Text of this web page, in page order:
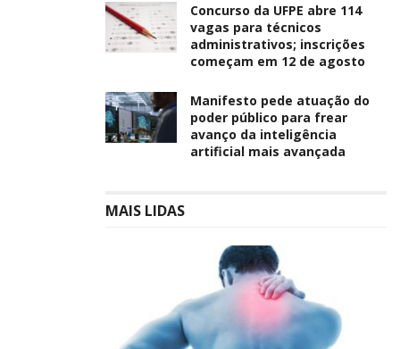
Concurso da UFPE abre 114
vagas para técnicos
administrativos; inscrições
começam em 12 de agosto
Manifesto pede atuação do
poder público para frear
avanço da inteligência
artificial mais avançada
MAIS LIDAS